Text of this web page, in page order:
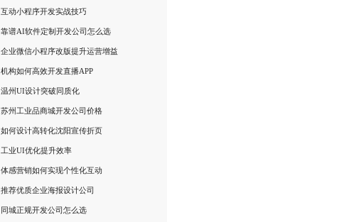
互动小程序开发实战技巧
靠谱AI软件定制开发公司怎么选
企业微信小程序改版提升运营增益
机构如何高效开发直播APP
温州UI设计突破同质化
苏州工业品商城开发公司价格
如何设计高转化沈阳宣传折页
工业UI优化提升效率
体感营销如何实现个性化互动
推荐优质企业海报设计公司
同城正规开发公司怎么选